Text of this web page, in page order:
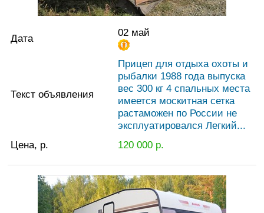
Дата 02 май
Текст объявления
Прицеп для отдыха охоты и
рыбалки 1988 года выпуска
вес 300 кг 4 спальных места
имеется москитная сетка
растаможен по России не
эксплуатировался Легкий...
Цена, р.
120 000р.